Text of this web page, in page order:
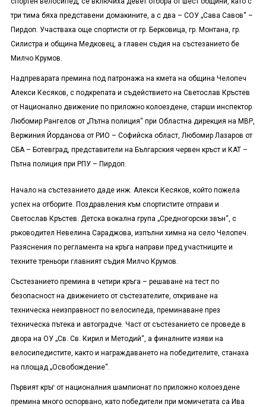
три тима бяха представени домакините, а с два – СОУ „Сава Савов“ –
Пирдоп. Участваха още спортисти от гр. Берковица, гр. Монтана, гр.
Силистра и община Медковец, а главен съдия на състезанието бе
Милчо Крумов.
Надпреварата премина под патронажа на кмета на община Челопеч
Алекси Кесяков, с подкрепата и съдействието на Светослав Кръстев
от Национално движение по приложно колоездене, старши инспектор
Любомир Рангелов от „Пътна полиция“ при Областна дирекция на МВР,
Вержиния Йорданова от РИО – Софийска област, Любомир Лазаров от
СБА – Ботевград, представители на Българския червен кръст и КАТ –
Пътна полиция при РПУ – Пирдоп.
Начало на състезанието даде инж. Алекси Кесяков, който пожела
успех на отборите. Поздравления към спортистите отправи и
Светослав Кръстев. Детска вокална група „Средногорски звън“, с
ръководител Невелина Сараджова, изпълни химна на село Челопеч.
Разяснения по регламента на кръга направи пред участниците и
техните треньори главният съдия Милчо Крумов.
Състезанието премина в четири кръга – решаване на тест по
безопасност на движението от състезателите, откриване на
техническа неизправност по велосипеда, преминаване през
техническа пътека и автоградче. Част от състезанието се проведе в
двора на ОУ „Св. Св. Кирил и Методий“, а финалните изяви на
велосипедистите, както и награждаването на победителите, станаха
на площад „Освобождение“.
Първият кръг от националния шампионат по приложно колоездене
премина много оспорвано, като победители при момичетата са Ива